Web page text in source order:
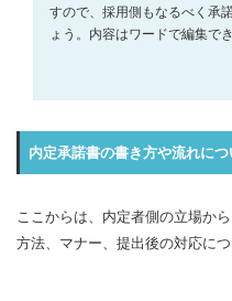
すので、採用側もなるべく承
ょう。内容はワードで編集でき
内定承諾書の書き方や流れにつ
ここからは、内定者側の立場か
方法、マナー、提出後の対応に